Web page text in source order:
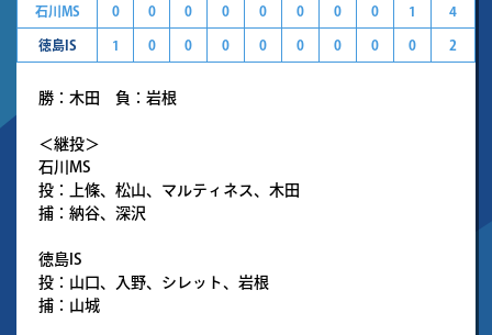
石川MS 0 0 0 0 0 0 0 0 1 4
徳島IS 1 0 0 0 0 0 0 0 0 2
勝：木田 負：岩根
＜継投＞
石川MS
投：上條、松山、マルティネス、木田
捕：納谷、深沢
徳島IS
投：山口、入野、シレット、岩根
捕：山城